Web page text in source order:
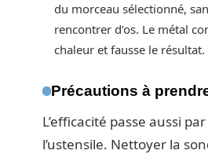
du morceau sélectionné,
rencontrer d’os. Le métal
chaleur et fausse le résultat.
Précautions à
L’efficacité passe aussi
l’ustensile. Nettoyer la